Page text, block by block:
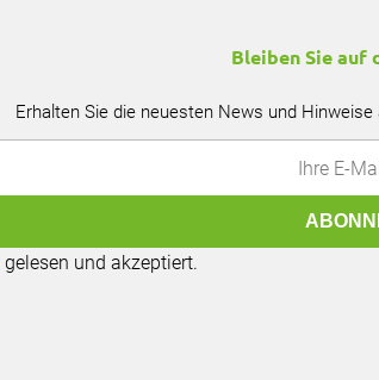
Bleiben Sie auf
Erhalten Sie die neuesten News und
gelesen und akzeptiert.